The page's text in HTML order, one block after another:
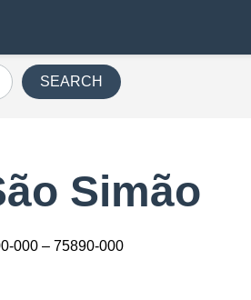
SEARCH
Simão
000 – 75890-000